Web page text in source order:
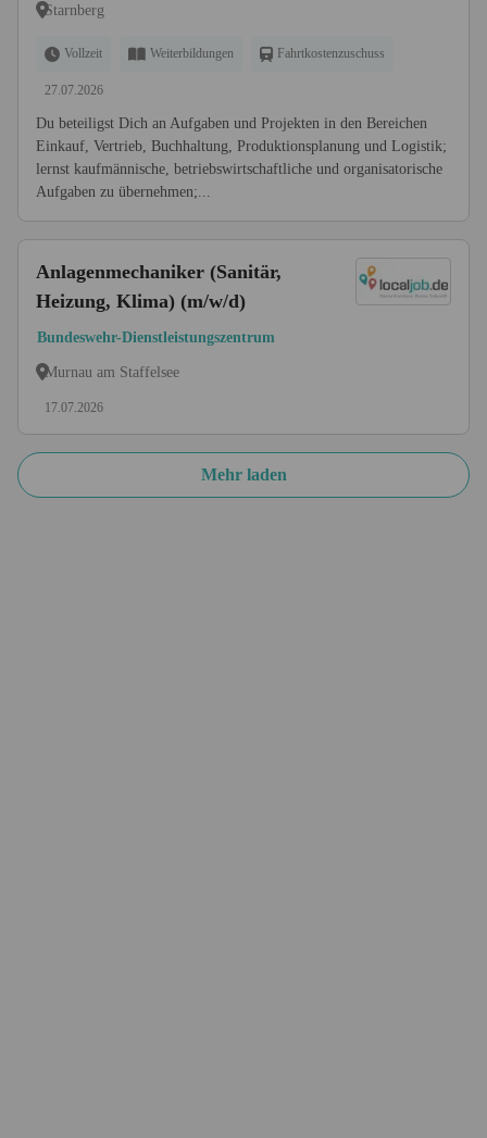
Starnberg
Vollzeit Weiterbildungen Fahrtkostenzuschuss
27.07.2026
Du beteiligst Dich an Aufgaben und Projekten in den Bereichen
Einkauf, Vertrieb, Buchhaltung, Produktionsplanung und Logistik;
lernst kaufmännische, betriebswirtschaftliche und organisatorische
Aufgaben zu übernehmen;...
Anlagenmechaniker (Sanitär,
Heizung, Klima) (m/w/d)
Bundeswehr-Dienstleistungszentrum
Murnau am Staffelsee
17.07.2026
Mehr laden